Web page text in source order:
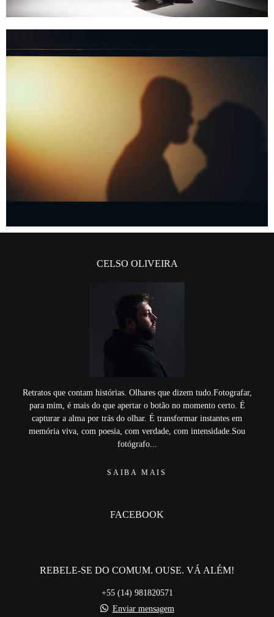
CELSO OLIVEIRA
Retratos que contam histórias. Olhares que dizem tudo.Fotografar,
para mim, é mais do que apertar o botão no momento certo. É
capturar a alma por trás do olhar. É transformar instantes em
memória viva, com poesia, com verdade, com intensidade.Sou
fotógrafo...
SAIBA MAIS
FACEBOOK
REBELE-SE DO COMUM. OUSE. VÁ ALÉM!
+55 (14) 981820571
Enviar mensagem